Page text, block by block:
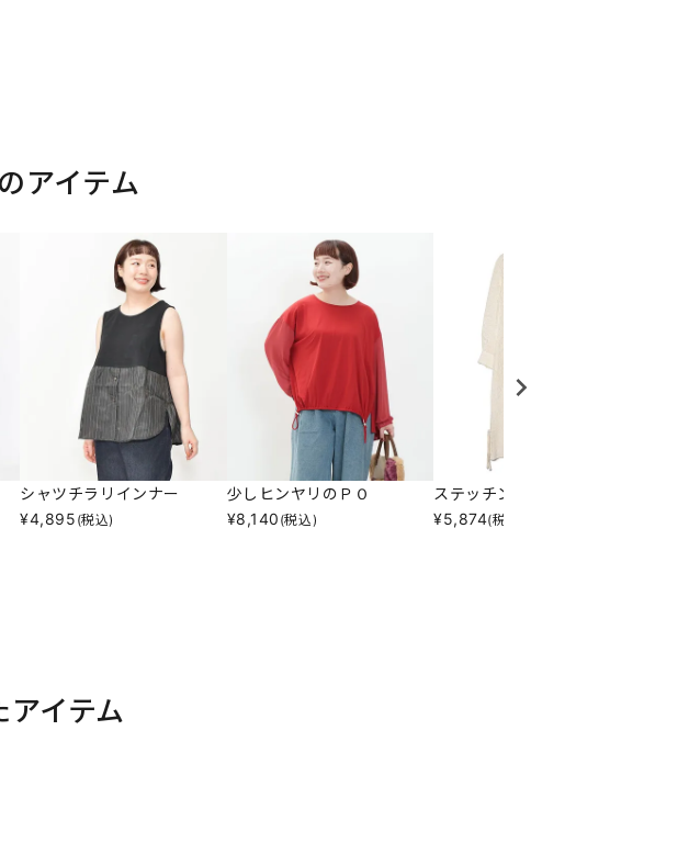
アイテム
シャツチラリインナー
¥4,895 (税込)
少しヒンヤリのＰＯ
¥8,140 (税込)
ステッチングＳＨＯＰ
¥5,874(税込)
イテム